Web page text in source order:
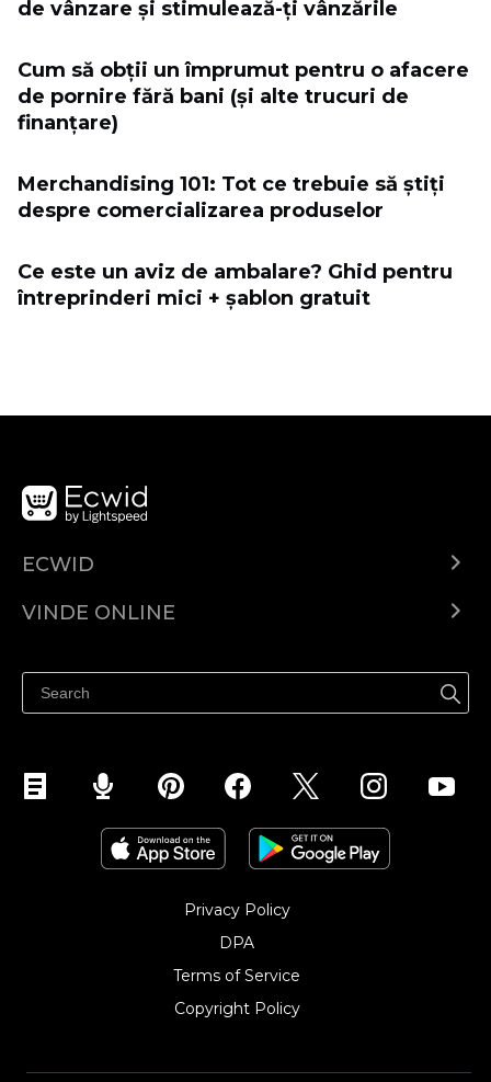
de vânzare și stimulează-ți vânzările
Cum să obții un împrumut pentru o afacere
de pornire fără bani (și alte trucuri de
finanțare)
Merchandising 101: Tot ce trebuie să știți
despre comercializarea produselor
Ce este un aviz de ambalare? Ghid pentru
întreprinderi mici + șablon gratuit
ECWID
Prețuri
VINDE ONLINE
Vinde pe Facebook
Vinde pe Instagram
Privacy Policy
DPA
Terms of Service
Copyright Policy‎